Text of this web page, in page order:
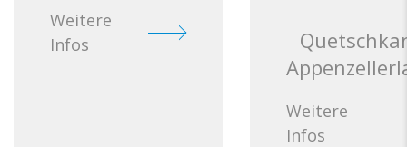
Weitere
Infos
Weitere
Infos